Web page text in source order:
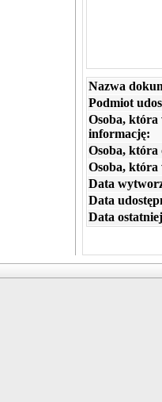
Nazwa
Podmiot
Osoba, która
informację:
Osoba, która
Osoba, która
Data
Data
Data